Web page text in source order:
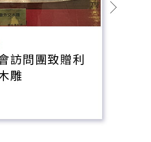
訪問團致贈利
雕